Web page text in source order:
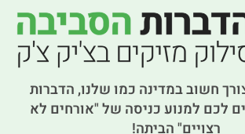
חשוב במדינה כמו שלנו, הדברות
לכם למנוע כניסה של "אורחים לא
רצויים" הביתה!